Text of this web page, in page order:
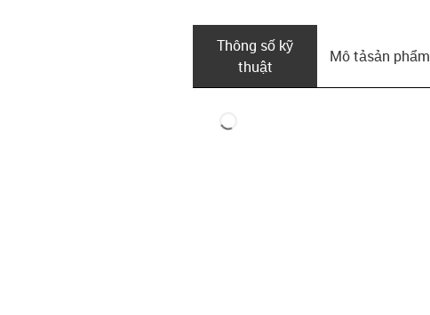
Thông số kỹ
thuật
Mô tả­sản phẩm